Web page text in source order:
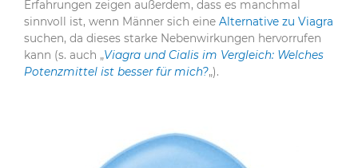
Erfahrungen zeigen außerdem, dass es manchmal
sinnvoll ist, wenn Männer sich eine Alternative zu Viagra
suchen, da dieses starke Nebenwirkungen hervorrufen
kann (s. auch „Viagra und Cialis im Vergleich: Welches
Potenzmittel ist besser für mich?„).